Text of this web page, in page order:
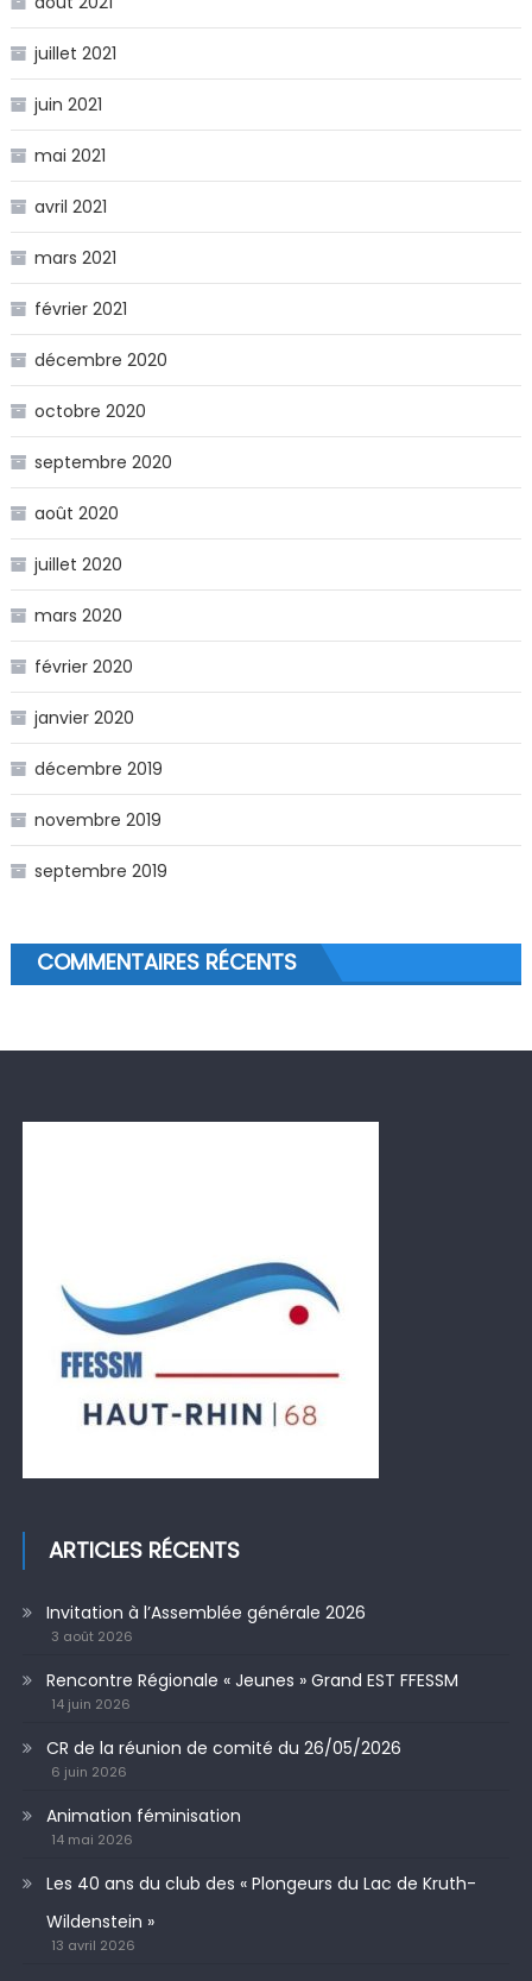
juillet 2021
juin 2021
mai 2021
avril 2021
mars 2021
février 2021
décembre 2020
octobre 2020
septembre 2020
août 2020
juillet 2020
mars 2020
février 2020
janvier 2020
décembre 2019
novembre 2019
septembre 2019
COMMENTAIRES RÉCENTS
ARTICLES RÉCENTS
Invitation à l’Assemblée générale 2026
3 août 2026
Rencontre Régionale « Jeunes » Grand EST FFESSM
14 juin 2026
CR de la réunion de comité du 26/05/2026
6 juin 2026
Animation féminisation
14 mai 2026
Les 40 ans du club des « Plongeurs du Lac de Kruth-
Wildenstein »
13 avril 2026